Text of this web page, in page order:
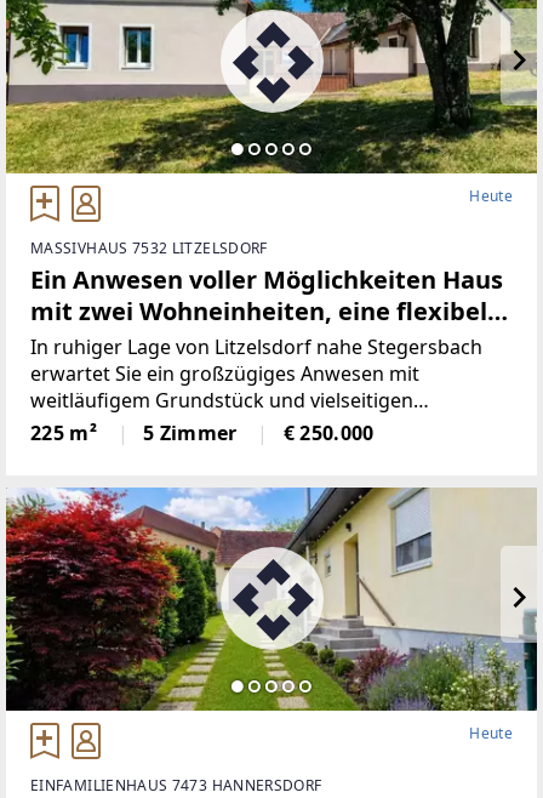
Heute
MASSIVHAUS 7532 LITZELSDORF
Ein Anwesen voller Möglichkeiten Haus
mit zwei Wohneinheiten, eine flexibel
als Wohn- oder Wirtschaftsgebäude
nutzbar, dazu ein Kellerstöckl sowie
weitläufige Wiesen- und Ackerflächen.
In ruhiger Lage von Litzelsdorf nahe Stegersbach
erwartet Sie ein großzügiges Anwesen mit
weitläufigem Grundstück und vielseitigen
Nutzungsmöglichkeiten – ideal sowohl für Wohnen
als auch für individuelle Projekte oder
225 m² 5 Zimmer € 250.000
Heute
EINFAMILIENHAUS 7473 HANNERSDORF